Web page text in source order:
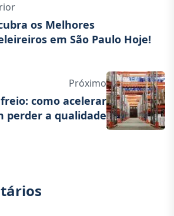
os Melhores
em São Paulo Hoje!
Próximo
como acelerar
perder a qualidade